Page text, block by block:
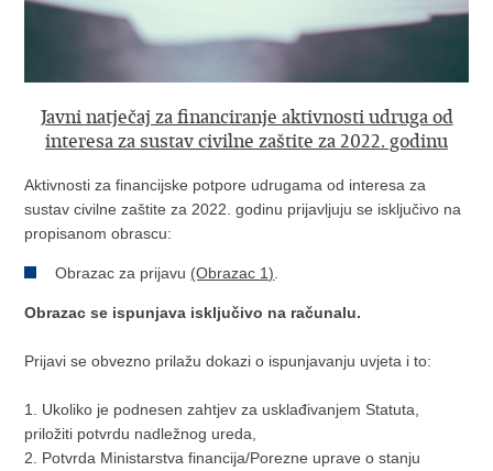
Javni natječaj za financiranje aktivnosti udruga od
interesa za sustav civilne zaštite za 2022. godinu
Aktivnosti za financijske potpore udrugama od interesa za
sustav civilne zaštite za 2022. godinu prijavljuju se isključivo na
propisanom obrascu:
Obrazac za prijavu (Obrazac 1)
Obrazac se ispunjava isključivo na računalu.
Prijavi se obvezno prilažu dokazi o ispunjavanju uvjeta i to:
1. Ukoliko je podnesen zahtjev za usklađivanjem Statuta,
priložiti potvrdu nadležnog ureda,
2. Potvrda Ministarstva financija/Porezne uprave o stanju